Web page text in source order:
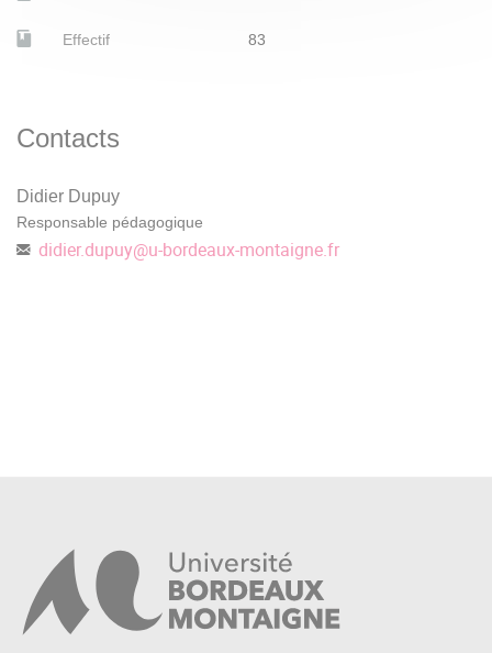
NEYRARD F.-X., REY M.-P.,
Effectif 83
Contacts
Didier Dupuy
Responsable pédagogique
didier.dupuy@u-bordeaux-montaigne.fr